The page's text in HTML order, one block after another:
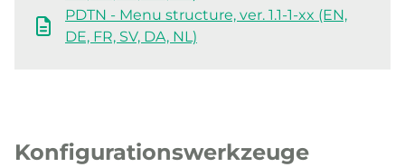
PDTN - Menu structure, ver. 1.1-1-xx (EN,
DE, FR, SV, DA, NL)
Konfigurationswerkzeuge